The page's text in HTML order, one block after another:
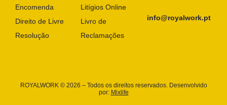
Encomenda
Direito de Livre
Resolução
Litígios Online
Livro de
Reclamações
info@royalwork.pt
ROYALWORK © 2026 – Todos os direitos reservados. Desenvolvido
por: Mixlife